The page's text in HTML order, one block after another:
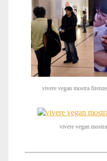
vivere vegan mostra
vivere vegan